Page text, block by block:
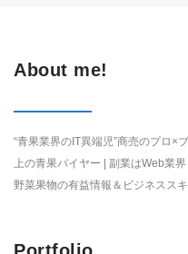
About me!
“青果業界のIT異端児”商売のプロ×
上の青果バイヤー | 副業はWeb業
野菜果物の有益情報＆ビジネスス